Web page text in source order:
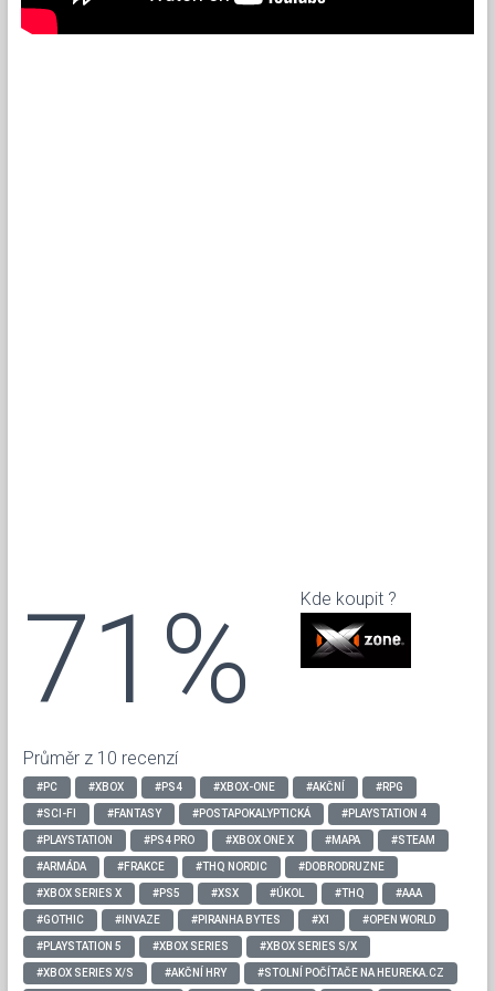
71%
Průměr z 10 recenzí
Kde koupit ?
#PC #XBOX #PS4 #XBOX-ONE #AKČNÍ #RPG
#SCI-FI #FANTASY #POSTAPOKALYPTICKÁ #PLAYSTATION 4
#PLAYSTATION #PS4 PRO #XBOX ONE X #MAPA #STEAM
#ARMÁDA #FRAKCE #THQ NORDIC #DOBRODRUZNE
#XBOX SERIES X #PS5 #XSX #ÚKOL #THQ #AAA
#GOTHIC #INVAZE #PIRANHA BYTES #X1 #OPEN WORLD
#PLAYSTATION 5 #XBOX SERIES #XBOX SERIES S/X
#XBOX SERIES X/S #AKČNÍ HRY #STOLNÍ POČÍTAČE NA HEUREKA.CZ